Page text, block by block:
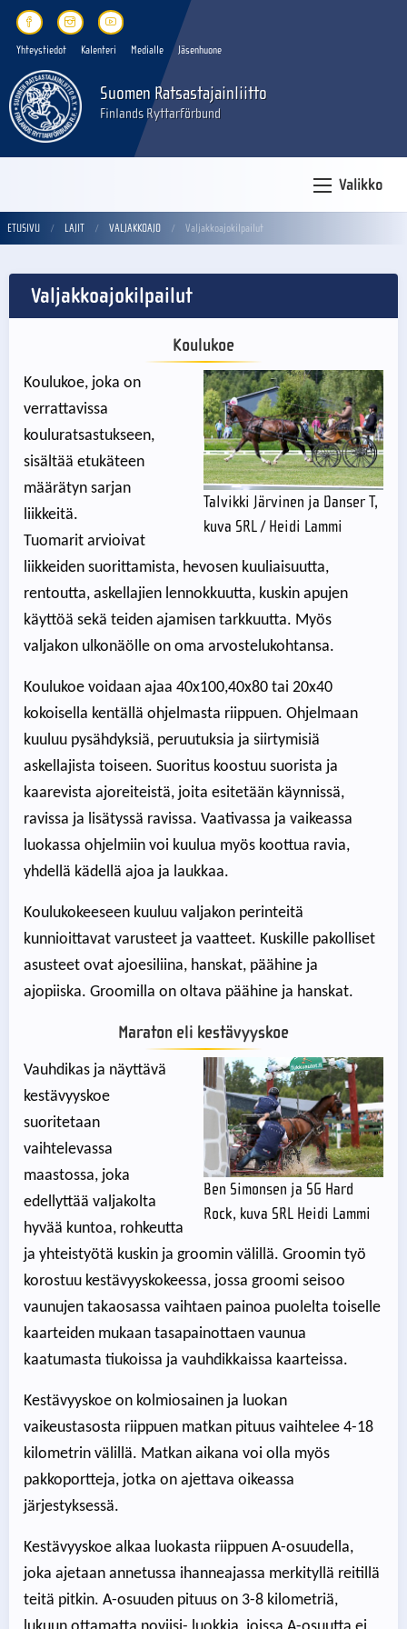
Yhteystiedot Kalenteri Medialle Jäsenhuone
Suomen Ratsastajainliitto
Finlands Ryttarförbund
Valikko
ETUSIVU LAJIT VALJAKKOAJO Valjakkoajokilpailut
Valjakkoajokilpailut
Koulukoe
Talvikki Järvinen ja Danser T,
kuva SRL / Heidi Lammi
Koulukoe, joka on
verrattavissa
kouluratsastukseen,
sisältää etukäteen
määrätyn sarjan
liikkeitä.
Tuomarit arvioivat
liikkeiden suorittamista, hevosen kuuliaisuutta,
rentoutta, askellajien lennokkuutta, kuskin apujen
käyttöä sekä teiden ajamisen tarkkuutta. Myös
valjakon ulkonäölle on oma arvostelukohtansa.
Koulukoe voidaan ajaa 40x100,40x80 tai 20x40
kokoisella kentällä ohjelmasta riippuen. Ohjelmaan
kuuluu pysähdyksiä, peruutuksia ja siirtymisiä
askellajista toiseen. Suoritus koostuu suorista ja
kaarevista ajoreiteistä, joita esitetään käynnissä,
ravissa ja lisätyssä ravissa. Vaativassa ja vaikeassa
luokassa ohjelmiin voi kuulua myös koottua ravia,
yhdellä kädellä ajoa ja laukkaa.
Koulukokeeseen kuuluu valjakon perinteitä
kunnioittavat varusteet ja vaatteet. Kuskille pakolliset
asusteet ovat ajoesiliina, hanskat, päähine ja
ajopiiska. Groomilla on oltava päähine ja hanskat.
Maraton eli kestävyyskoe
Ben Simonsen ja SG Hard
Rock, kuva SRL Heidi Lammi
Vauhdikas ja näyttävä
kestävyyskoe
suoritetaan
vaihtelevassa
maastossa, joka
edellyttää valjakolta
hyvää kuntoa, rohkeutta
ja yhteistyötä kuskin ja groomin välillä. Groomin työ
korostuu kestävyyskokeessa, jossa groomi seisoo
vaunujen takaosassa vaihtaen painoa puolelta toiselle
kaarteiden mukaan tasapainottaen vaunua
kaatumasta tiukoissa ja vauhdikkaissa kaarteissa.
Kestävyyskoe on kolmiosainen ja luokan
vaikeustasosta riippuen matkan pituus vaihtelee 4-18
kilometrin välillä. Matkan aikana voi olla myös
pakkoportteja, jotka on ajettava oikeassa
järjestyksessä.
Kestävyyskoe alkaa luokasta riippuen A-osuudella,
joka ajetaan annetussa ihanneajassa merkityllä reitillä
teitä pitkin. A-osuuden pituus on 3-8 kilometriä,